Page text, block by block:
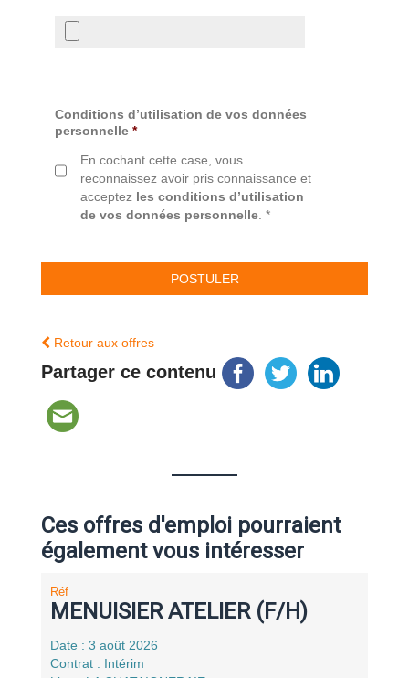
Conditions d’utilisation de vos données
personnelle *
En cochant cette case, vous
reconnaissez avoir pris connaissance et
acceptez les conditions d’utilisation
de vos données personnelle . *
Retour aux offres
Partager ce contenu
Ces offres d'emploi pourraient
également vous intéresser
Réf
MENUISIER ATELIER (F/H)
Date : 3 août 2026
Contrat : Intérim